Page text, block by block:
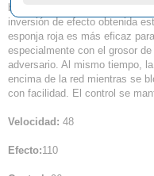
bloqueo muy corto, incluso
inversión de efecto obtenida
esponja roja es más eficaz
especialmente con el grosor
adversario. Al mismo tiempo,
encima de la red mientras se
con facilidad. El control se
Velocidad: 48
Efecto:110